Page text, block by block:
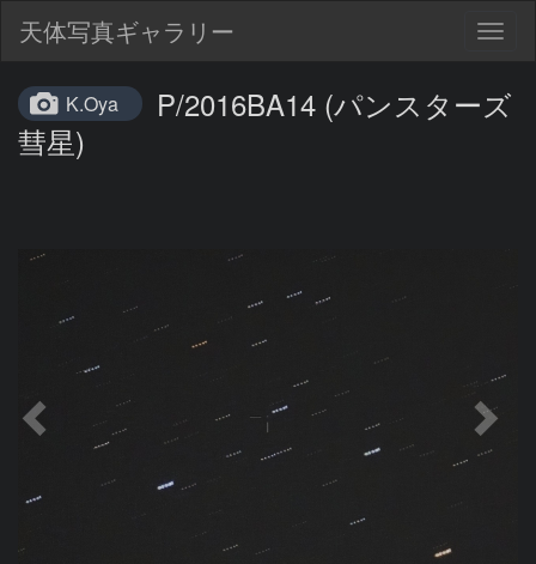
天体写真ギャラリー
K.Oya
P/2016BA14 (パンスターズ
彗星)